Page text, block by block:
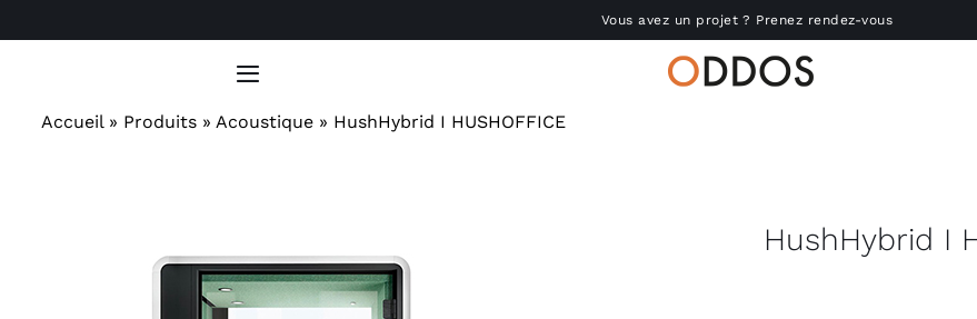
au
Vous avez un projet ? Prenez rendez-vous
Toggle
Navigation
Accueil» Produits» Acoustique» HushHybrid I HUSHOFFICE
HushHybrid I